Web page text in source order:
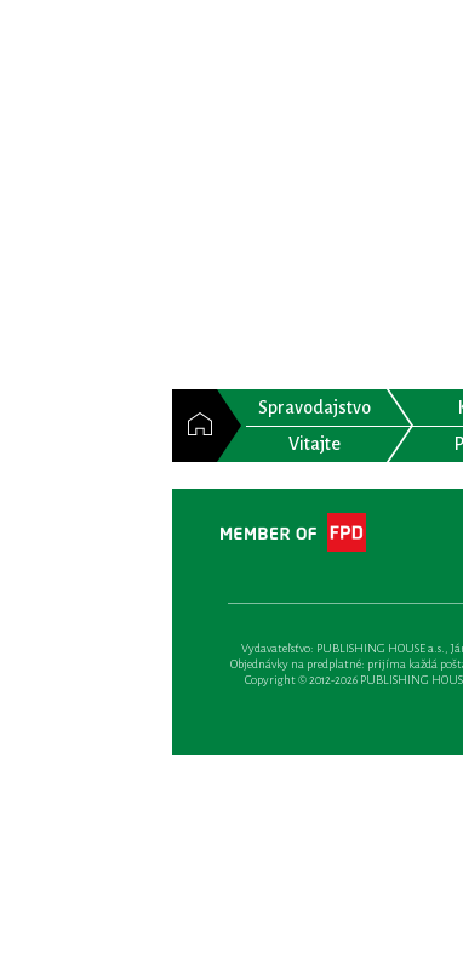
Spravodajstvo
Vitajte
Vydavateľsťvo: PUBLISHING HOUSE a.s.,
Objednávky na predplatné: prijíma každá
Copyright © 2012-2026 PUBLISHING